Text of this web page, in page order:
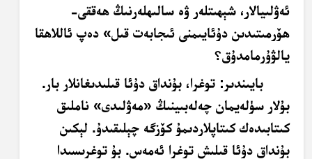
ئەۋلىيالار، شېھىتلەر ۋە سالىھلەرنىڭ ھەققى-
ھۆرمىتىدىن دۇئايىمنى ئىجابەت قىل» دەپ ئاللاھقا
يالۋۇرمامدۇق؟
بايىندىر: توغرا، بۇنداق دۇئا قىلىدىغانلار بار.
بۇلار سۈلەيمان چەلەبىينىڭ «مەۋلىدى» ناملىق
كىتابىدەك كىتاپلاردىمۇ كۆزگە چېلىقىدۇ. لېكىن
بۇنداق دۇئا قىلىش توغرا ئەمەس. بۇ توغرىسىدا